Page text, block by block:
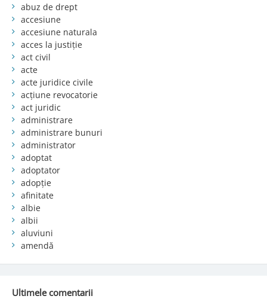
abuz de drept
accesiune
accesiune naturala
acces la justiție
act civil
acte
acte juridice civile
acțiune revocatorie
act juridic
administrare
administrare bunuri
administrator
adoptat
adoptator
adopție
afinitate
albie
albii
aluviuni
amendă
Ultimele comentarii